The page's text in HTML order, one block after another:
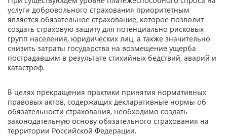
услуги добровольного страхования приоритетным
является обязательное страхование, которое позволит
создать страховую защиту для потенциально рисковых
групп населения, юридических лиц, а также значительно
снизить затраты государства на возмещение ущерба
пострадавшим в результате стихийных бедствий, аварий и
катастроф.
В целях прекращения практики принятия нормативных
правовых актов, содержащих декларативные нормы об
обязательности страхования, необходимо создать
законодательную основу обязательного страхования на
территории Российской Федерации.